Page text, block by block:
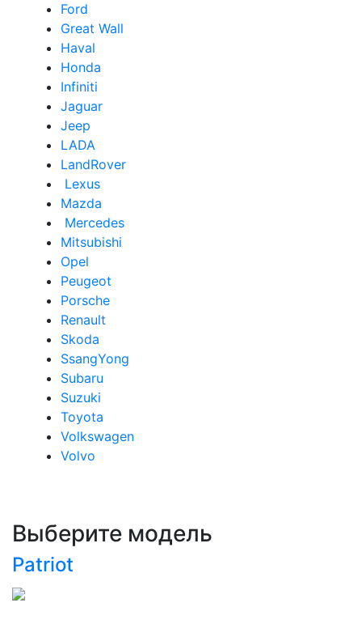
Ford
Great Wall
Haval
Honda
Infiniti
Jaguar
Jeep
LADA
LandRover
Lexus
Mazda
Mercedes
Mitsubishi
Opel
Peugeot
Porsche
Renault
Skoda
SsangYong
Subaru
Suzuki
Toyota
Volkswagen
Volvo
Выберите модель
Patriot